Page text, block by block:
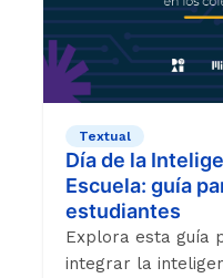
Textual
Día de la
Escuela: guía
estudiantes
Explora esta guía
integrar la